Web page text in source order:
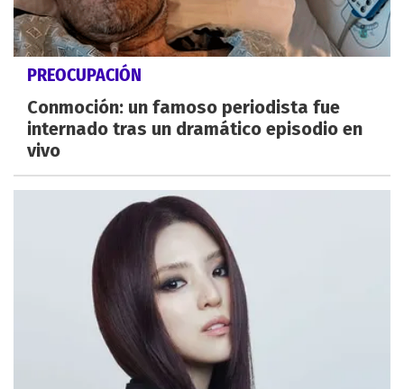
PREOCUPACIÓN
Conmoción: un famoso periodista fue
internado tras un dramático episodio en
vivo